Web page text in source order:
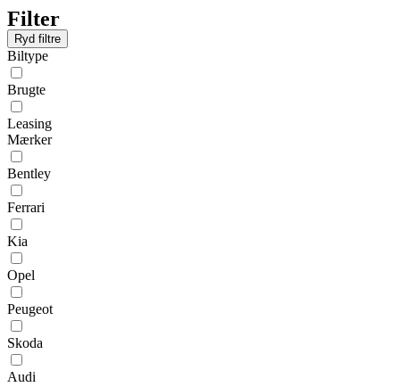
Filter
Ryd filtre
Biltype
Brugte
Leasing
Mærker
Bentley
Ferrari
Kia
Opel
Peugeot
Skoda
Audi